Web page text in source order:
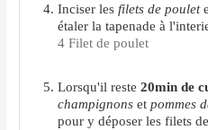
Inciser lesfilets de poulet
étaler la tapenade à
4 Filet de poulet
Lorsqu'il reste20min de
champignonsetpommes
pour y déposer les filets